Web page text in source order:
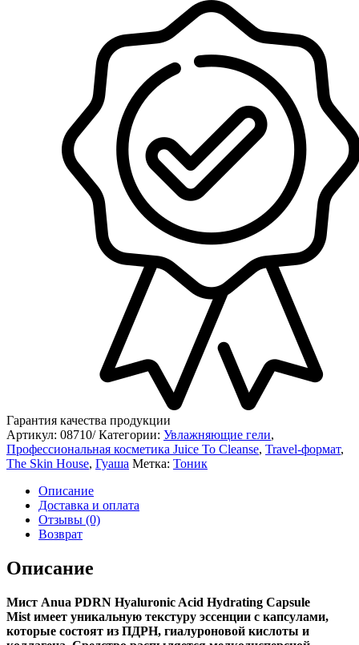
Гарантия качества продукции
Артикул: 08710/ Категории: Увлажняющие гели,
Профессиональная косметика Juice To Cleanse, Travel-формат,
The Skin House, Гуаша Метка: Тоник
Описание
Доставка и оплата
Отзывы (0)
Возврат
Описание
Мист Anua PDRN Hyaluronic Acid Hydrating Capsule
Mist имеет уникальную текстуру эссенции с капсулами,
которые состоят из ПДРН, гиалуроновой кислоты и